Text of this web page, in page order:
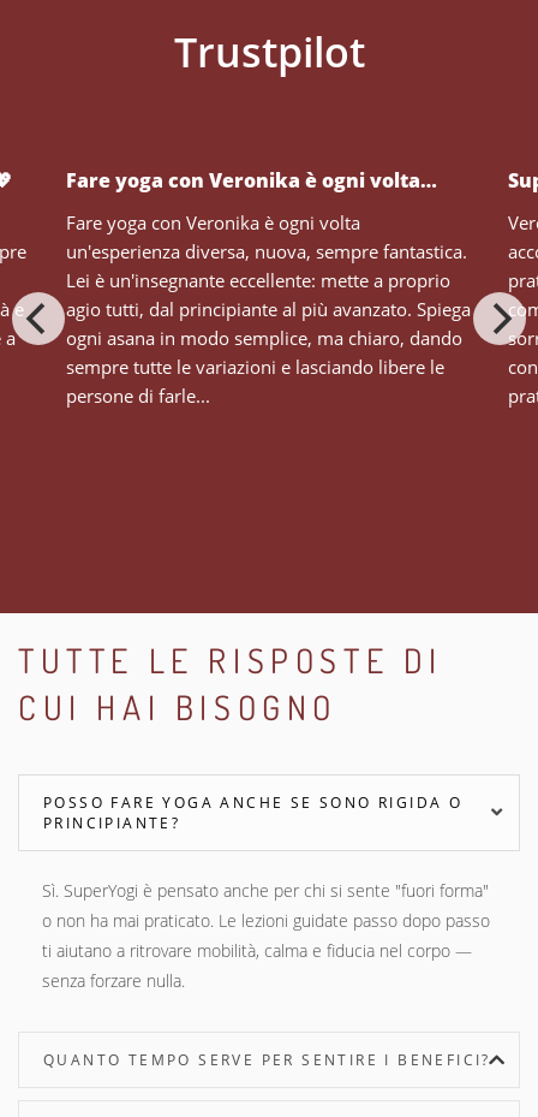
Fare yoga con Veronika è ogni volta…
Fare yoga con Veronika è ogni volta
un'esperienza diversa, nuova, sempre fantastica.
Lei è un'insegnante eccellente: mette a proprio
agio tutti, dal principiante al più avanzato. Spiega
ogni asana in modo semplice, ma chiaro, dando
sempre tutte le variazioni e lasciando libere le
persone di farle...
e
a
TUTTE LE RISPOSTE DI
CUI HAI BISOGNO
POSSO FARE YOGA ANCHE SE SONO RIGIDA O
PRINCIPIANTE?
Sì. SuperYogi è pensato anche per chi si sente "fuori forma"
o non ha mai praticato. Le lezioni guidate passo dopo passo
ti aiutano a ritrovare mobilità, calma e fiducia nel corpo —
senza forzare nulla.
QUANTO TEMPO SERVE PER SENTIRE I BENEFICI?